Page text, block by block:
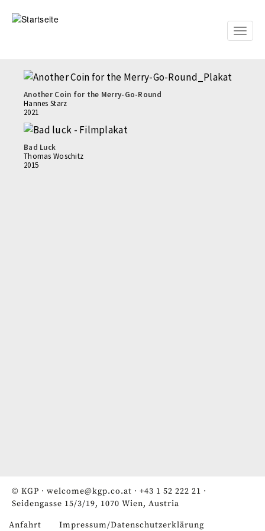
zum
Toggle
Another Coin for the Merry-Go-Round
Hannes Starz
2021
Bad Luck
Thomas Woschitz
2015
© KGP · welcome@kgp.co.at · +43 1 52 222 21 ·
Seidengasse 15/3/19, 1070 Wien, Austria
Anfahrt Impressum/Datenschutzerklärung